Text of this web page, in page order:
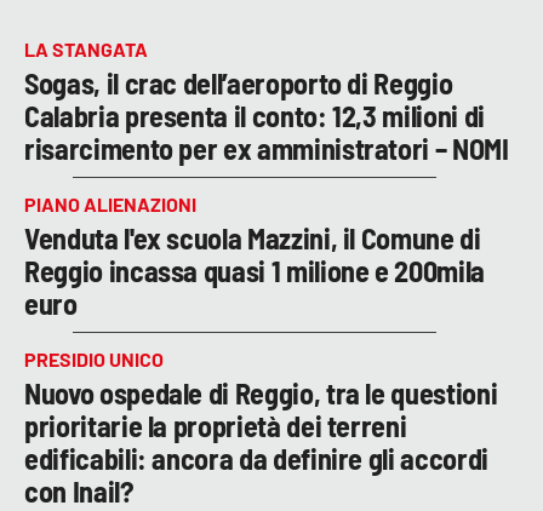
LA STANGATA
Sogas, il crac dell’aeroporto di Reggio
Calabria presenta il conto: 12,3 milioni di
risarcimento per ex amministratori – NOMI
PIANO ALIENAZIONI
Venduta l'ex scuola Mazzini, il Comune di
Reggio incassa quasi 1 milione e 200mila
euro
PRESIDIO UNICO
Nuovo ospedale di Reggio, tra le questioni
prioritarie la proprietà dei terreni
edificabili: ancora da definire gli accordi
con Inail?